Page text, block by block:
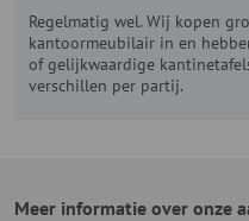
Regelmatig wel. Wij kopen
kantoormeubilair in en
of gelijkwaardige
verschillen per partij.
Meer informatie over onze